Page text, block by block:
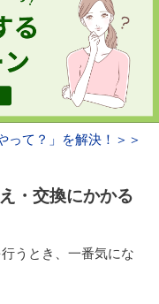
て？」を解決！＞＞
・交換にかかる
うとき、一番気にな